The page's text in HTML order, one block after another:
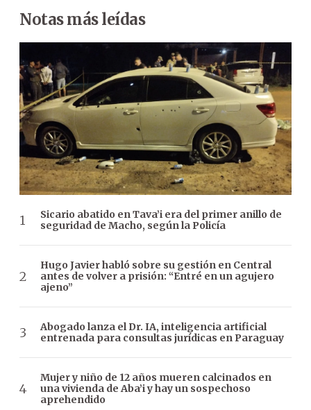
Notas más leídas
Sicario abatido en Tava’i era del primer anillo de
seguridad de Macho, según la Policía
Hugo Javier habló sobre su gestión en Central
antes de volver a prisión: “Entré en un agujero
ajeno”
Abogado lanza el Dr. IA, inteligencia artificial
entrenada para consultas jurídicas en Paraguay
Mujer y niño de 12 años mueren calcinados en
una vivienda de Aba’i y hay un sospechoso
aprehendido